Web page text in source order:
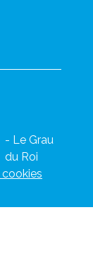
- Le Grau
du Roi